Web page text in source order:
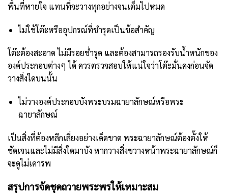
พื้นที่หายใจ แทนที่จะวางทุกอย่างจนเต็มไปหมด
ไม่ใช้โต๊ะหรืออุปกรณ์ที่ชำรุดเป็นข้อสำคัญ
โต๊ะต้องสะอาด ไม่มีรอยช่ำรุด และต้องสามารถรองรับน้ำหนักของ
องค์ประกอบต่างๆ ได้ ควรตรวจสอบให้แน่ใจว่าโต๊ะมั่นคงก่อนจัด
วางสิ่งใดบนนั้น
ไม่วางองค์ประกอบบังพระบรมฉายาลักษณ์หรือพระ
ฉายาลักษณ์
เป็นสิ่งที่ต้องหลีกเลี่ยงอย่างเด็ดขาด พระฉายาลักษณ์ต้องตั้งให้
ชัดเจนและไม่มีสิ่งใดมาบัง หากวางสิ่งขวางหน้าพระฉายาลักษณ์ก็
จะดูไม่เคารพ
สรุปการจัดชุดถวายพระพรให้เหมาะสม